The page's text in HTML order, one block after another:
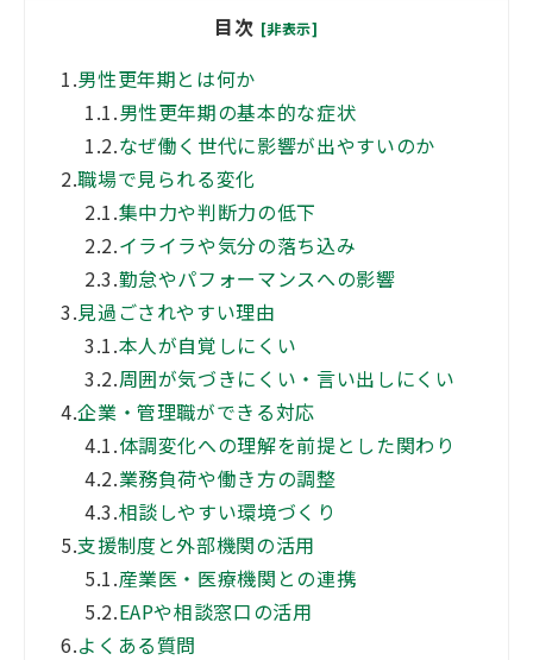
目次 [非表示]
1.男性更年期とは何か
1.1.男性更年期の基本的な症状
1.2.なぜ働く世代に影響が出やすいのか
2.職場で見られる変化
2.1.集中力や判断力の低下
2.2.イライラや気分の落ち込み
2.3.勤怠やパフォーマンスへの影響
3.見過ごされやすい理由
3.1.本人が自覚しにくい
3.2.周囲が気づきにくい・言い出しにくい
4.企業・管理職ができる対応
4.1.体調変化への理解を前提とした関わり
4.2.業務負荷や働き方の調整
4.3.相談しやすい環境づくり
5.支援制度と外部機関の活用
5.1.産業医・医療機関との連携
5.2.EAPや相談窓口の活用
6.よくある質問